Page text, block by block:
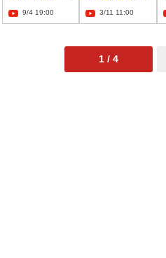
9/4 19:00
【再開】3/11 11:00
1 / 4